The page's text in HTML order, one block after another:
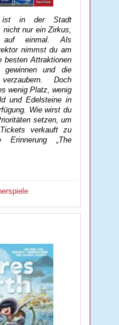
ist in der Stadt
nicht nur ein Zirkus,
auf einmal. Als
nimmst du am
besten Attraktionen
und die
Doch
wenig Platz, wenig
und Edelsteine in
Wie wirst du
setzen, um
verkauft zu
„The